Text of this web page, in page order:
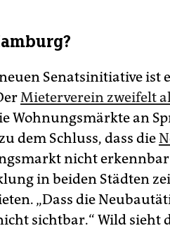
Senatsinitiative ist
Mieterverein zweifelt
Wohnungsmärkte an
dem Schluss, dass die
nicht
in beiden Städten
„Dass die
sichtbar.“ Wild sieht